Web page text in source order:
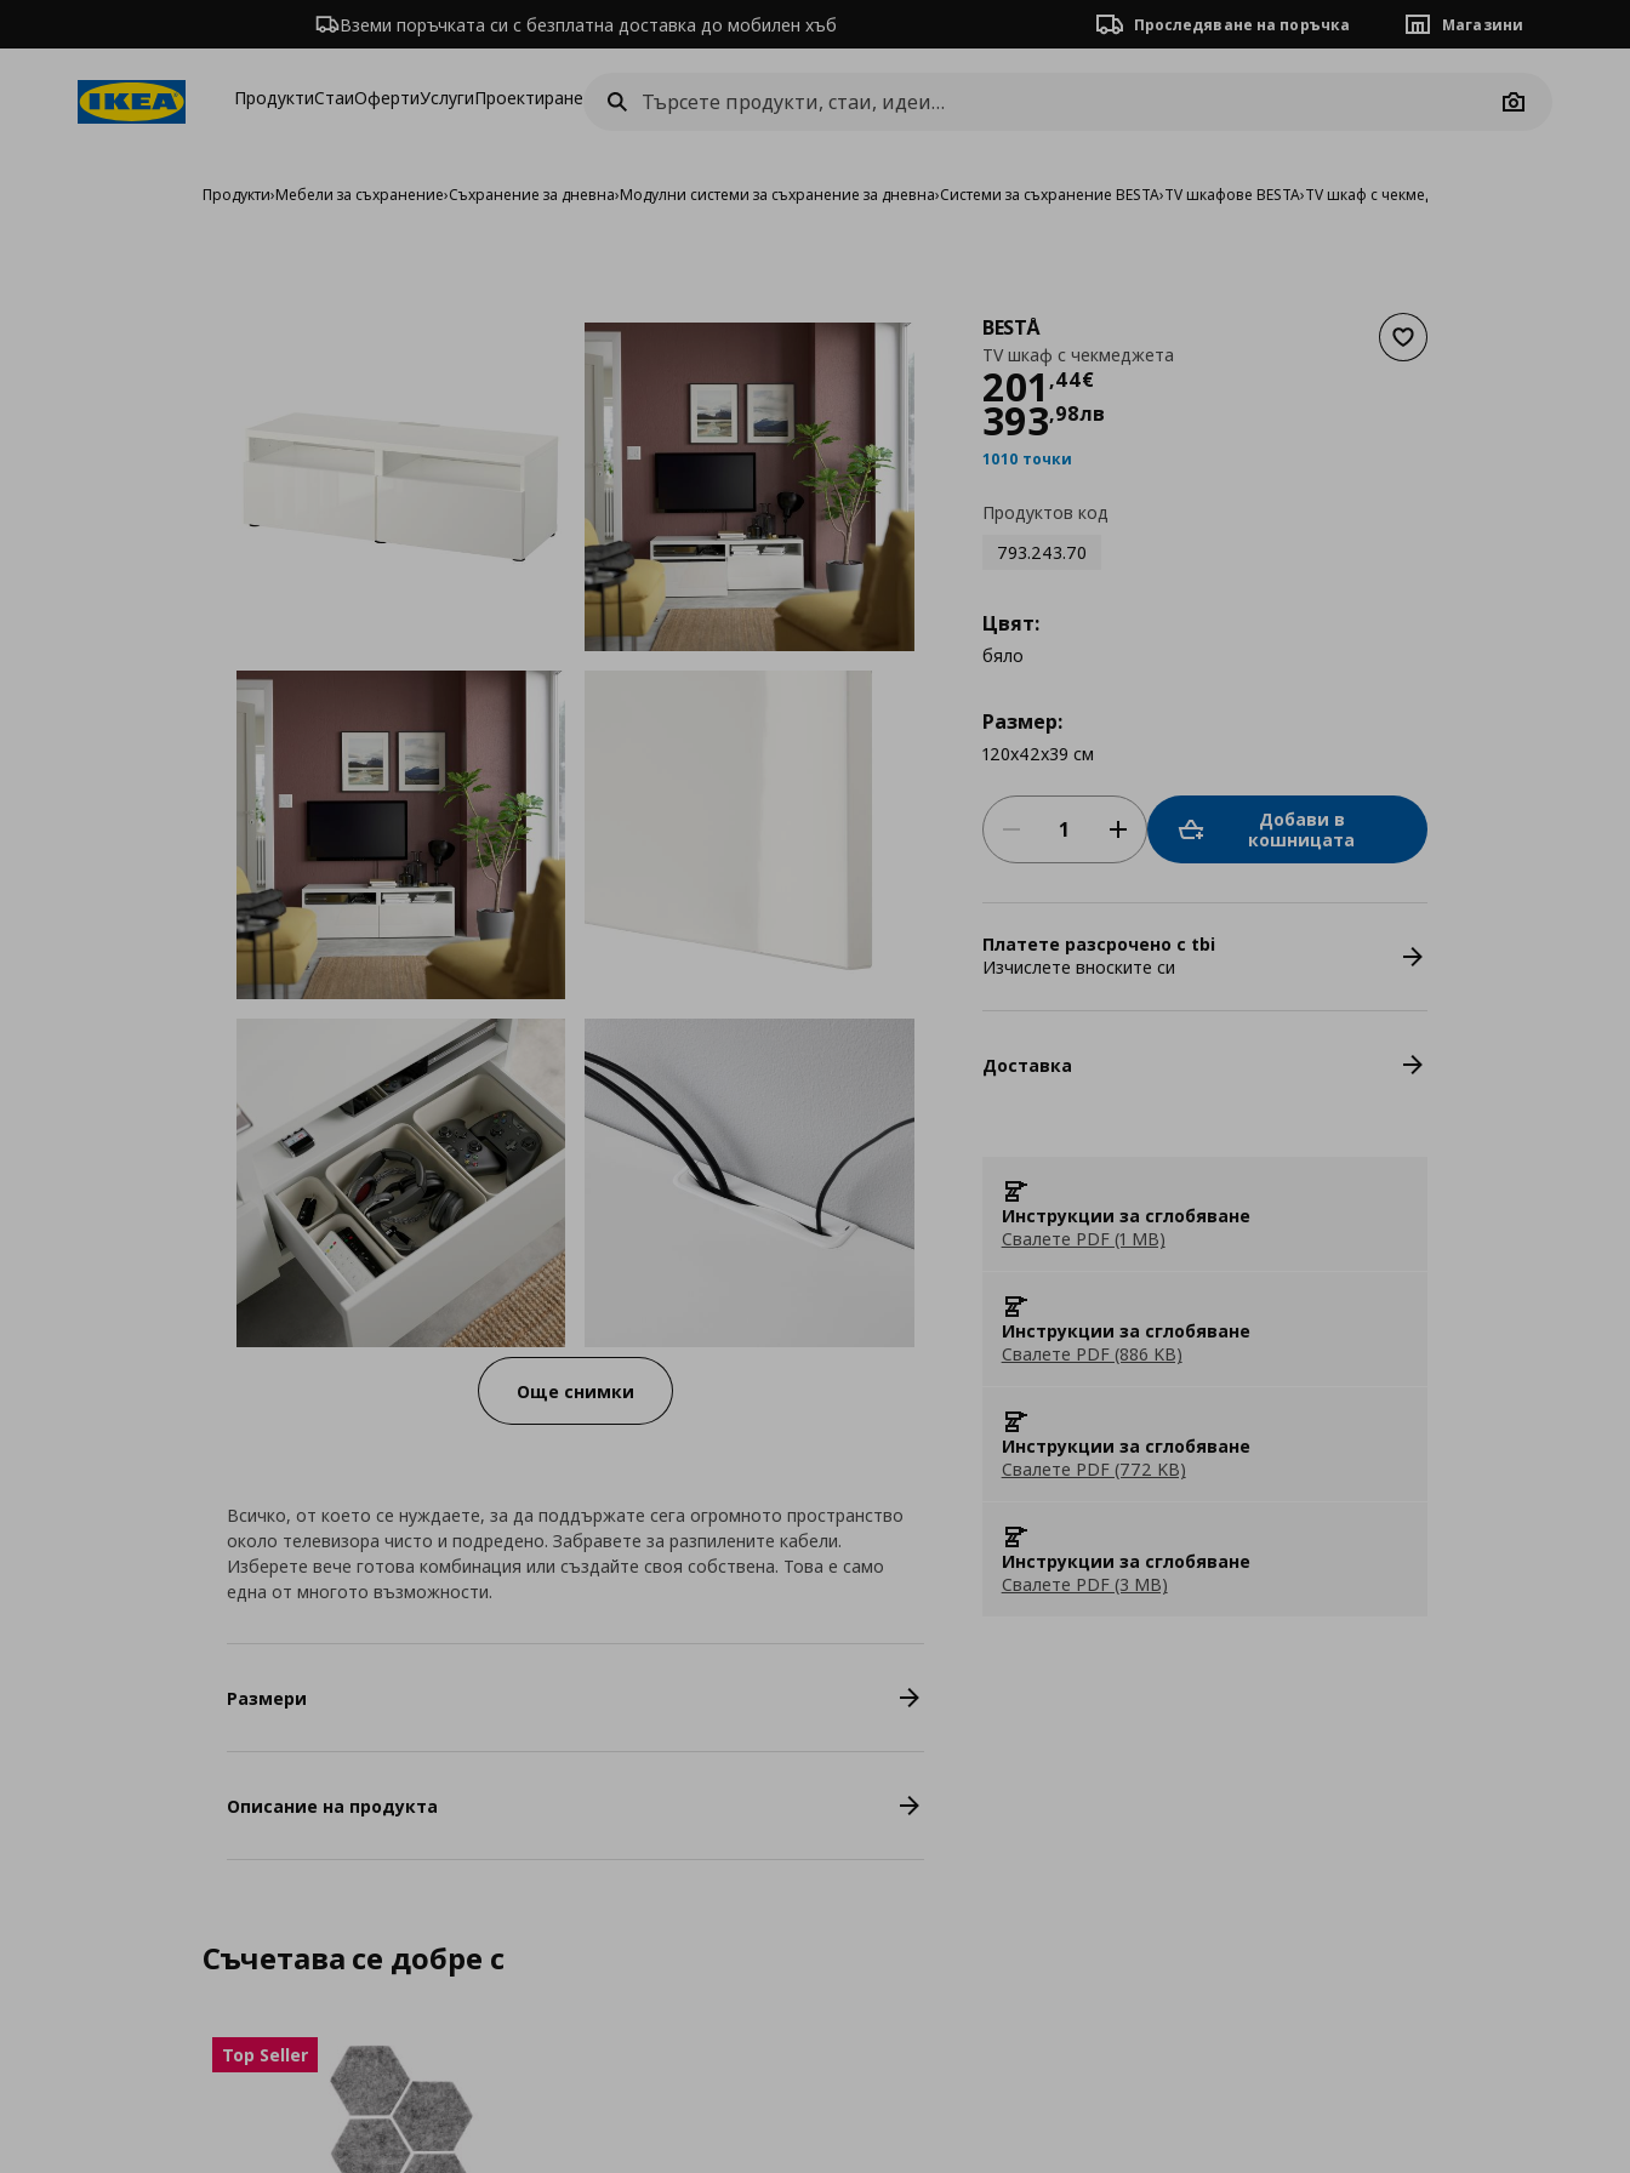
Вземи поръчката си с безплатна доставка до мобилен хъб Проследяване на поръчка Магазини
ПродуктиСтаиОфертиУслугиПроектиране
Camera
Продукти›Мебели за съхранение›Съхранение за дневна›Модулни системи за съхранение за дневна›Системи за съхранение BESTA›TV шкафове BESTA›TV шкаф с чекмеджета
Още снимки
Добави към списъка с
BESTÅ
TV шкаф с чекмеджета
201 ,44€
Цена201,44 €
393,98лв
1010 точки
Продуктов код
793.243.70
Цвят:
бяло
Размер:
120x42x39 см
Добави в
кошницата
Платете разсрочено с tbi
Изчислете вноските си
Доставка
Инструкции за сглобяване
Свалете PDF (1 MB)
Инструкции за сглобяване
Свалете PDF (886 KB)
Инструкции за сглобяване
Свалете PDF (772 KB)
Инструкции за сглобяване
Свалете PDF (3 MB)
Всичко, от което се нуждаете, за да поддържате сега огромното пространство
около телевизора чисто и подредено. Забравете за разпилените кабели.
Изберете вече готова комбинация или създайте своя собствена. Това е само
една от многото възможности.
Размери
Описание на продукта
Съчетава се добре с
Top Seller